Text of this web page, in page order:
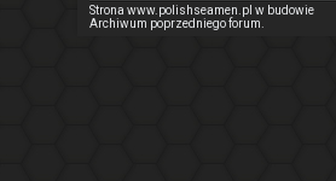
Strona www.polishseamen.pl w budowie
Archiwum poprzedniego forum.